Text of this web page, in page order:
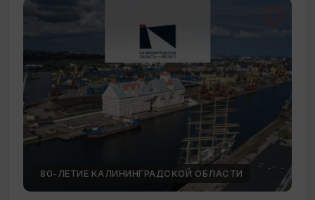
80-ЛЕТИЕ КАЛИНИНГРАДСКОЙ ОБЛАСТИ